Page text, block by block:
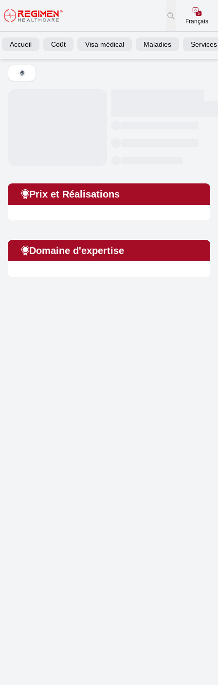
Français
Accueil Coût Visa médical Maladies Services
🏠
Prix et Réalisations
Domaine d'expertise